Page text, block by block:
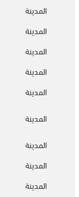
المدينة
المدينة
المدينة
المدينة
المدينة
المدينة
المدينة
المدينة
المدينة